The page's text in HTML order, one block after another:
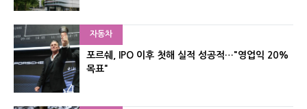
자동차
포르쉐, IPO 이후 첫해 실적 성공적…"영업익 20%
목표"